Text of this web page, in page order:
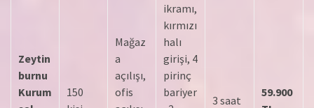
Zeytin
burnu
Kurum
150
Mağaz
a
açılışı,
ofis
ikramı,
kırmızı
halı
girişi, 4
pirinç
bariyer
3 saat
59.900